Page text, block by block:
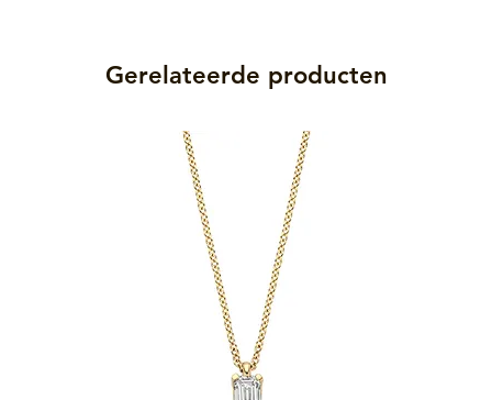
Gerelateerde producten